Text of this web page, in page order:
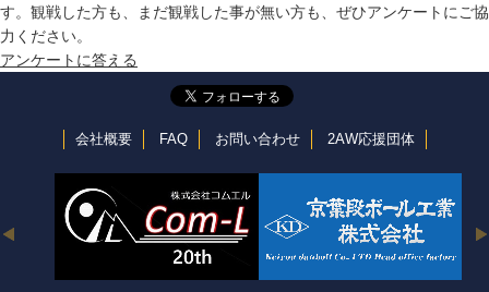
す。観戦した方も、まだ観戦した事が無い方も、ぜひアンケートにご協
力ください。
アンケートに答える
会社概要 FAQ お問い合わせ 2AW応援団体